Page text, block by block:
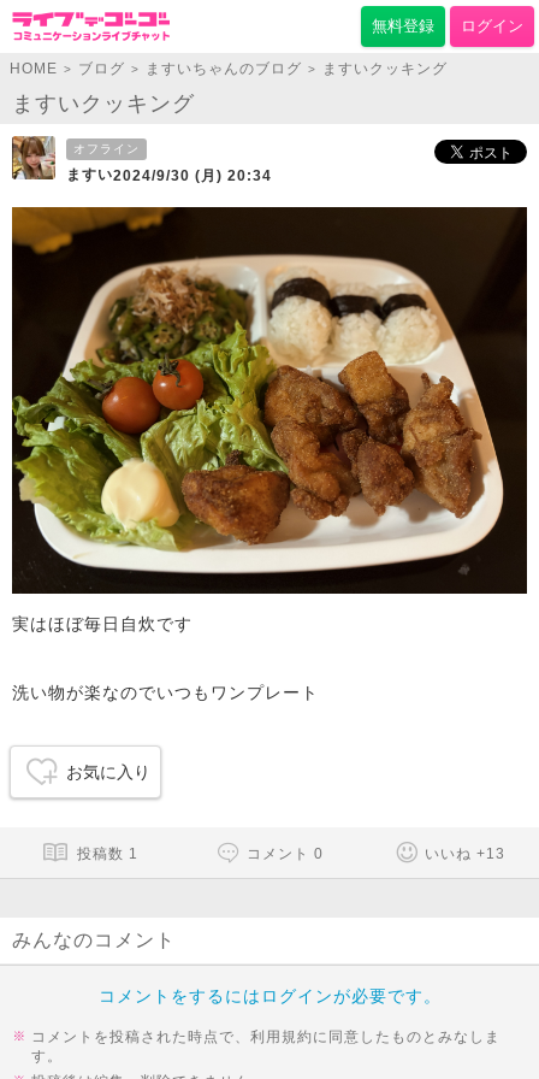
無料登録 ログイン
HOME > ブログ > ますいちゃんのブログ > ますいクッキング
ますいクッキング
オフライン
ますい2024/9/30 (月) 20:34
実はほぼ毎日自炊です
洗い物が楽なのでいつもワンプレート
お気に入り
投稿数 1 コメント 0 いいね +13
みんなのコメント
コメントをするにはログインが必要です。
コメントを投稿された時点で、利用規約に同意したものとみなしま
す。